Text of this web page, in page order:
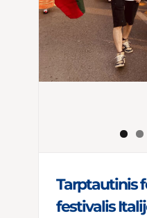
Tarptautinis
festivalis